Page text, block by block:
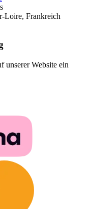
Loire, Frankreich
unserer Website ein